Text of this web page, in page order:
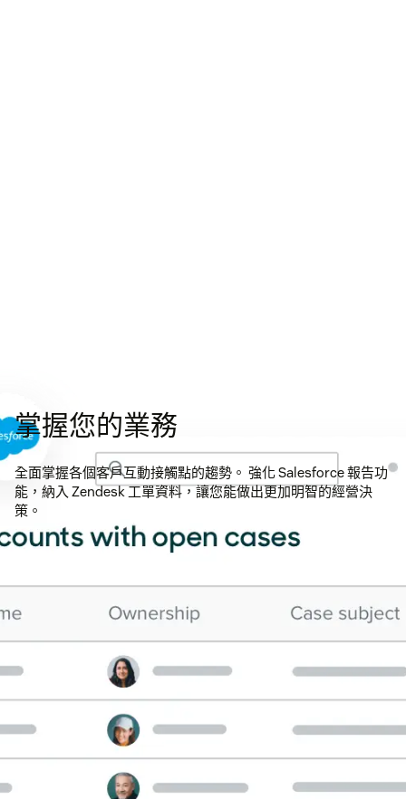
掌握您的業務
全面掌握各個客戶互動接觸點的趨勢。 強化 Salesforce 報告功
能，納入 Zendesk 工單資料，讓您能做出更加明智的經營決
策。